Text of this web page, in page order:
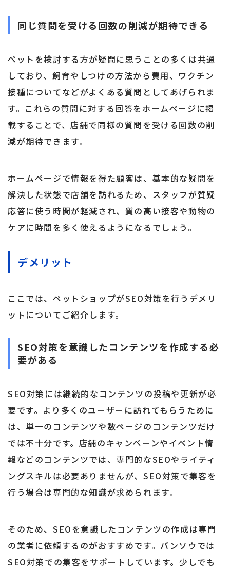
同じ質問を受ける回数の削減が期待できる
ペットを検討する方が疑問に思うことの多くは共通
しており、飼育やしつけの方法から費用、ワクチン
接種についてなどがよくある質問としてあげられま
す。これらの質問に対する回答をホームページに掲
載することで、店舗で同様の質問を受ける回数の削
減が期待できます。
ホームページで情報を得た顧客は、基本的な疑問を
解決した状態で店舗を訪れるため、スタッフが質疑
応答に使う時間が軽減され、質の高い接客や動物の
ケアに時間を多く使えるようになるでしょう。
デメリット
ここでは、ペットショップがSEO対策を行うデメリ
ットについてご紹介します。
SEO対策を意識したコンテンツを作成する必
要がある
SEO対策には継続的なコンテンツの投稿や更新が必
要です。より多くのユーザーに訪れてもらうために
は、単一のコンテンツや数ページのコンテンツだけ
では不十分です。店舗のキャンペーンやイベント情
報などのコンテンツでは、専門的なSEOやライティ
ングスキルは必要ありませんが、SEO対策で集客を
行う場合は専門的な知識が求められます。
そのため、SEOを意識したコンテンツの作成は専門
の業者に依頼するのがおすすめです。バンソウでは
SEO対策での集客をサポートしています。少しでも